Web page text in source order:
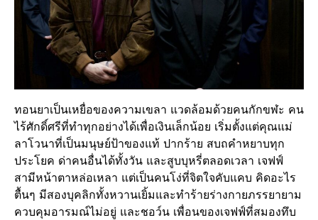
ทอนยาเป็นเหยื่อของความเขลา แวดล้อมด้วยคนกักขฬะ คน
ไร้ศักดิ์ศรีที่ทำทุกอย่างได้เพื่อเงินเล็กน้อย เริ่มตั้งแต่คุณแม่
ลาโวนาที่เป็นมนุษย์ป้าของแท้ ปากร้าย สบถคำหยาบทุก
ประโยค ด่าคนอื่นได้ทั้งวัน และสูบบุหรี่ตลอดเวลา เจฟฟ์
สามีหน้าตาหล่อเหลา แต่เป็นคนโง่ที่จิตใจคับแคบ คิดอะไร
ตื้นๆ มีสองบุคลิกทั้งหวานเยิ้มและทำร้ายร่างกายภรรยายาม
ควบคุมอารมณ์ไม่อยู่ และชอว์น เพื่อนของเจฟฟ์ที่สมองทึบ